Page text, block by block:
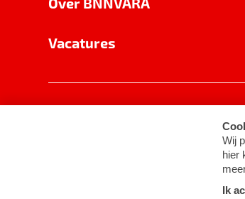
Vacatures
Cookie-instellingen